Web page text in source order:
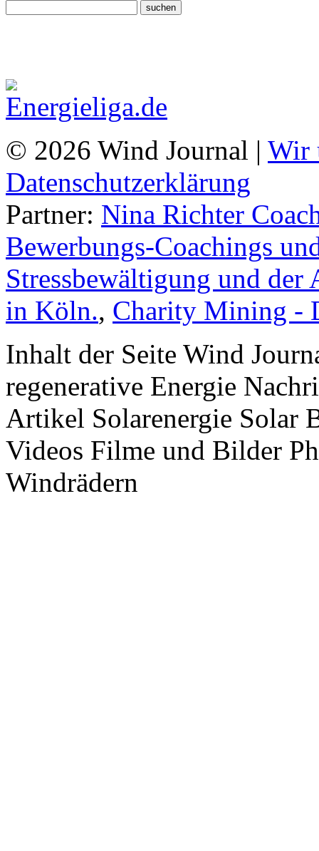
© 2026 Wind Journal | Wir
Datenschutzerklärung
Partner: Nina Richter
Bewerbungs-Coachings
Stressbewältigung und
in Köln., Charity Mining -
Inhalt der Seite Wind
regenerative Energie
Artikel Solarenergie Solar
Videos Filme und Bilder
Windrädern